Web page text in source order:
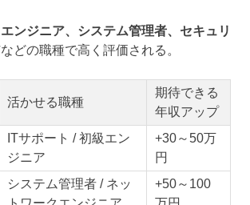
ンジニア、システム管理者、セキュリ
などの職種で高く評価される。
活かせる職種
期待できる
年収アップ
ITサポート / 初級エン
ジニア
+30～50万
円
システム管理者 / ネッ
+50～100